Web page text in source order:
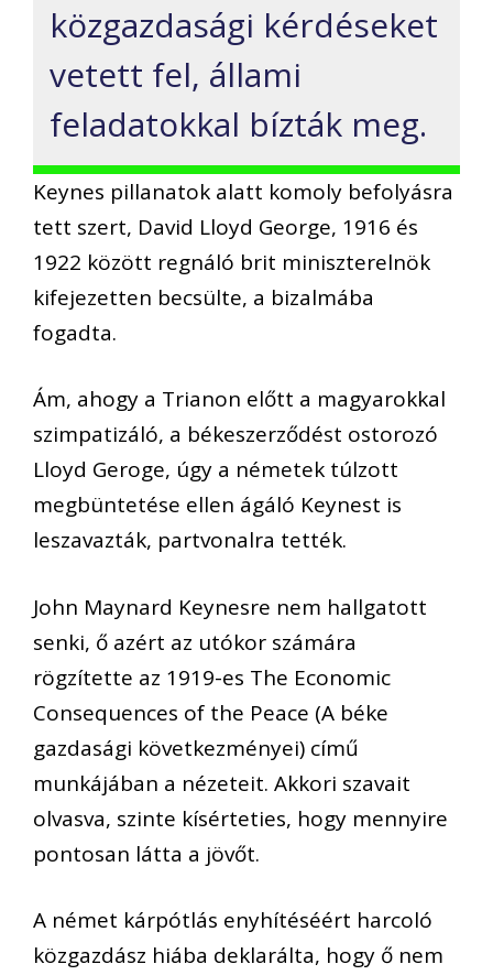
közgazdasági kérdéseket
vetett fel, állami
feladatokkal bízták meg.
Keynes pillanatok alatt komoly befolyásra
tett szert, David Lloyd George, 1916 és
1922 között regnáló brit miniszterelnök
kifejezetten becsülte, a bizalmába
fogadta.
Ám, ahogy a Trianon előtt a magyarokkal
szimpatizáló, a békeszerződést ostorozó
Lloyd Geroge, úgy a németek túlzott
megbüntetése ellen ágáló Keynest is
leszavazták, partvonalra tették.
John Maynard Keynesre nem hallgatott
senki, ő azért az utókor számára
rögzítette az 1919-es The Economic
Consequences of the Peace (A béke
gazdasági következményei) című
munkájában a nézeteit. Akkori szavait
olvasva, szinte kísérteties, hogy mennyire
pontosan látta a jövőt.
A német kárpótlás enyhítéséért harcoló
közgazdász hiába deklarálta, hogy ő nem